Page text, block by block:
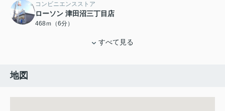
コンビニエンスストア
ローソン 津田沼三丁目店
468ｍ（6分）
すべて見る
地図